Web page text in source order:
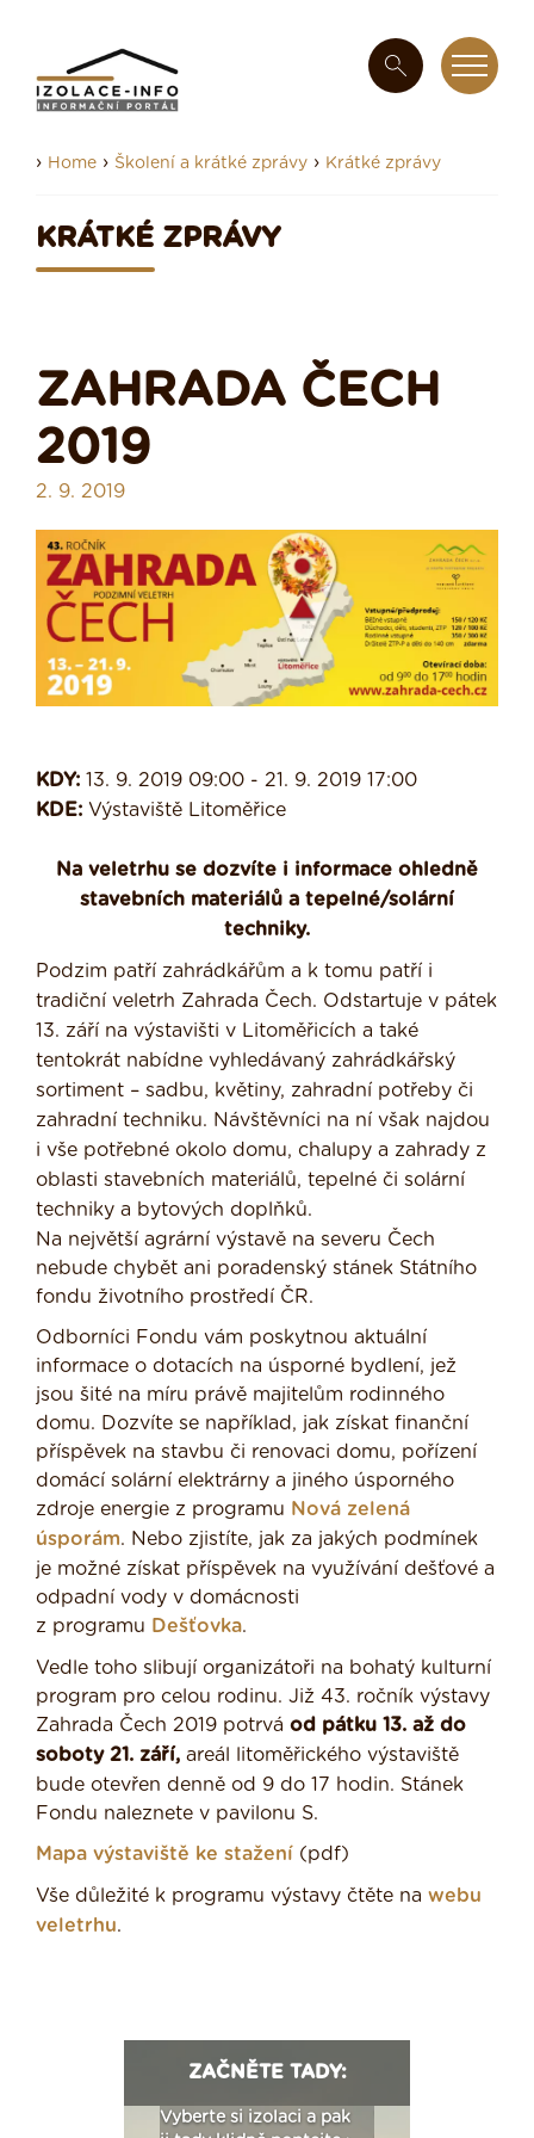
› Home › Školení a krátké zprávy › Krátké zprávy
KRÁTKÉ ZPRÁVY
ZAHRADA ČECH
2019
2. 9. 2019
KDY: 13. 9. 2019 09:00 - 21. 9. 2019 17:00
KDE: Výstaviště Litoměřice
Na veletrhu se dozvíte i informace ohledně
stavebních materiálů a tepelné/solární
techniky.
Podzim patří zahrádkářům a k tomu patří i
tradiční veletrh Zahrada Čech. Odstartuje v pátek
13. září na výstavišti v Litoměřicích a také
tentokrát nabídne vyhledávaný zahrádkářský
sortiment – sadbu, květiny, zahradní potřeby či
zahradní techniku. Návštěvníci na ní však najdou
i vše potřebné okolo domu, chalupy a zahrady z
oblasti stavebních materiálů, tepelné či solární
techniky a bytových doplňků.
Na největší agrární výstavě na severu Čech
nebude chybět ani poradenský stánek Státního
fondu životního prostředí ČR.
Odborníci Fondu vám poskytnou aktuální
informace o dotacích na úsporné bydlení, jež
jsou šité na míru právě majitelům rodinného
domu. Dozvíte se například, jak získat finanční
příspěvek na stavbu či renovaci domu, pořízení
domácí solární elektrárny a jiného úsporného
zdroje energie z programu Nová zelená
úsporám. Nebo zjistíte, jak za jakých podmínek
je možné získat příspěvek na využívání dešťové a
odpadní vody v domácnosti
z programu Dešťovka.
Vedle toho slibují organizátoři na bohatý kulturní
program pro celou rodinu. Již 43. ročník výstavy
Zahrada Čech 2019 potrvá od pátku 13. až do
soboty 21. září, areál litoměřického výstaviště
bude otevřen denně od 9 do 17 hodin. Stánek
Fondu naleznete v pavilonu S.
Mapa výstaviště ke stažení (pdf)
Vše důležité k programu výstavy čtěte na webu
veletrhu.
ZAČNĚTE TADY:
Vyberte si izolaci a pak